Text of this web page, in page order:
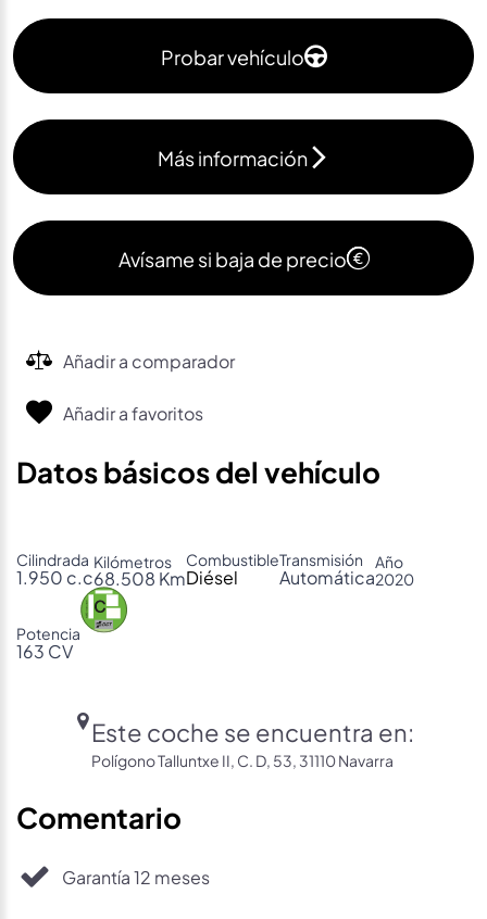
Probar vehículo
Más información
Avísame si baja de precio
Añadir a comparador
Añadir a favoritos
Datos básicos del vehículo
Cilindrada
1.950 c.c
Kilómetros
68.508 Km
Combustible
Diésel
Transmisión
Automática
Año
2020
Potencia
163 CV
Este coche se encuentra en:
Polígono Talluntxe II, C. D, 53, 31110 Navarra
Comentario
Garantía 12 meses